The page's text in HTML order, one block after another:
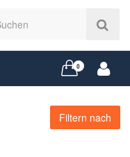
0
Filtern nach